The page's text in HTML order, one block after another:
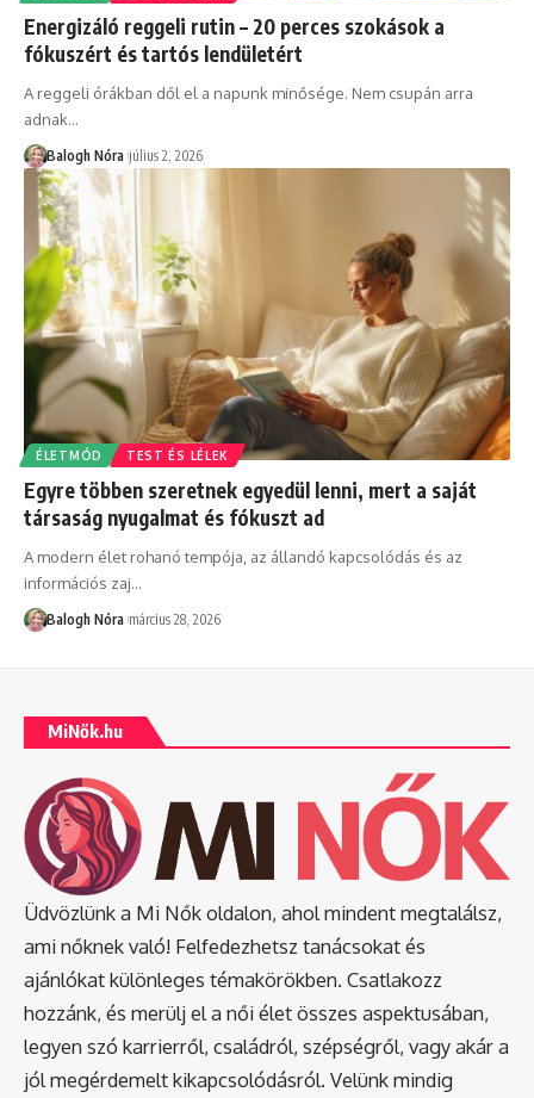
Energizáló reggeli rutin – 20 perces szokások a
fókuszért és tartós lendületért
A reggeli órákban dől el a napunk minősége. Nem csupán arra
adnak…
Balogh Nóra július 2, 2026
ÉLETMÓD TEST ÉS LÉLEK
Egyre többen szeretnek egyedül lenni, mert a saját
társaság nyugalmat és fókuszt ad
A modern élet rohanó tempója, az állandó kapcsolódás és az
információs zaj…
Balogh Nóra március 28, 2026
MiNők.hu
Üdvözlünk a Mi Nők oldalon, ahol mindent megtalálsz,
ami nőknek való! Felfedezhetsz tanácsokat és
ajánlókat különleges témakörökben. Csatlakozz
hozzánk, és merülj el a női élet összes aspektusában,
legyen szó karrierről, családról, szépségről, vagy akár a
jól megérdemelt kikapcsolódásról. Velünk mindig